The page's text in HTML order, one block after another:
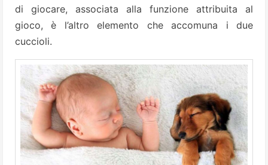
di giocare, associata alla funzione attribuita al
gioco, è l’altro elemento che accomuna i due
cuccioli.